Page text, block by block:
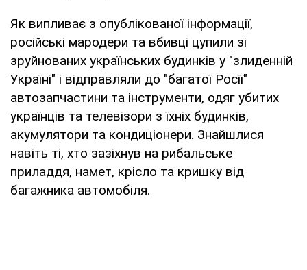
Як випливає з опублікованої інформації,
російські мародери та вбивці цупили зі
зруйнованих українських будинків у "злиденній
Україні" і відправляли до "багатої Росії"
автозапчастини та інструменти, одяг убитих
українців та телевізори з їхніх будинків,
акумулятори та кондиціонери. Знайшлися
навіть ті, хто зазіхнув на рибальське
приладдя, намет, крісло та кришку від
багажника автомобіля.